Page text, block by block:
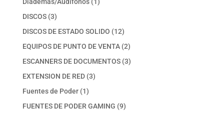
DISCOS 33
productos
DISCOS DE ESTADO SOLIDO 1212
productos
EQUIPOS DE PUNTO DE VENTA 22
productos
ESCANNERS DE DOCUMENTOS 33
EXTENSION DE RED 33
Fuentes de Poder 11
producto
FUENTES DE PODER GAMING 99